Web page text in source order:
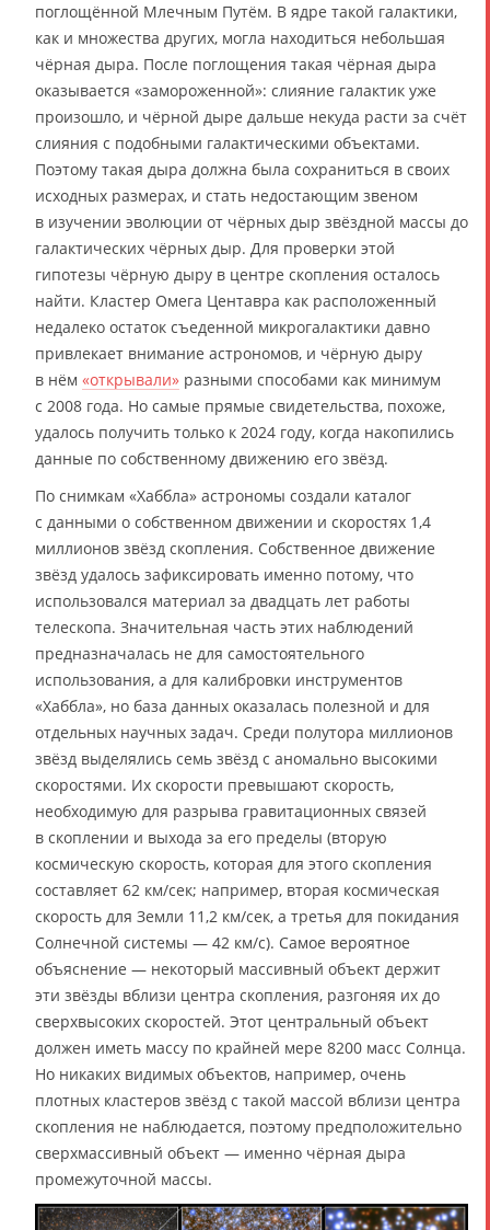
поглощённой Млечным Путём. В ядре такой галактики,
как и множества других, могла находиться небольшая
чёрная дыра. После поглощения такая чёрная дыра
оказывается «замороженной»: слияние галактик уже
произошло, и чёрной дыре дальше некуда расти за счёт
слияния с подобными галактическими объектами.
Поэтому такая дыра должна была сохраниться в своих
исходных размерах, и стать недостающим звеном
в изучении эволюции от чёрных дыр звёздной массы до
галактических чёрных дыр. Для проверки этой
гипотезы чёрную дыру в центре скопления осталось
найти. Кластер Омега Центавра как расположенный
недалеко остаток съеденной микрогалактики давно
привлекает внимание астрономов, и чёрную дыру
в нём «открывали» разными способами как минимум
с 2008 года. Но самые прямые свидетельства, похоже,
удалось получить только к 2024 году, когда накопились
данные по собственному движению его звёзд.
По снимкам «Хаббла» астрономы создали каталог
с данными о собственном движении и скоростях 1,4
миллионов звёзд скопления. Собственное движение
звёзд удалось зафиксировать именно потому, что
использовался материал за двадцать лет работы
телескопа. Значительная часть этих наблюдений
предназначалась не для самостоятельного
использования, а для калибровки инструментов
«Хаббла», но база данных оказалась полезной и для
отдельных научных задач. Среди полутора миллионов
звёзд выделялись семь звёзд с аномально высокими
скоростями. Их скорости превышают скорость,
необходимую для разрыва гравитационных связей
в скоплении и выхода за его пределы (вторую
космическую скорость, которая для этого скопления
составляет 62 км/сек; например, вторая космическая
скорость для Земли 11,2 км/сек, а третья для покидания
Солнечной системы — 42 км/с). Самое вероятное
объяснение — некоторый массивный объект держит
эти звёзды вблизи центра скопления, разгоняя их до
сверхвысоких скоростей. Этот центральный объект
должен иметь массу по крайней мере 8200 масс Солнца.
Но никаких видимых объектов, например, очень
плотных кластеров звёзд с такой массой вблизи центра
скопления не наблюдается, поэтому предположительно
сверхмассивный объект — именно чёрная дыра
промежуточной массы.